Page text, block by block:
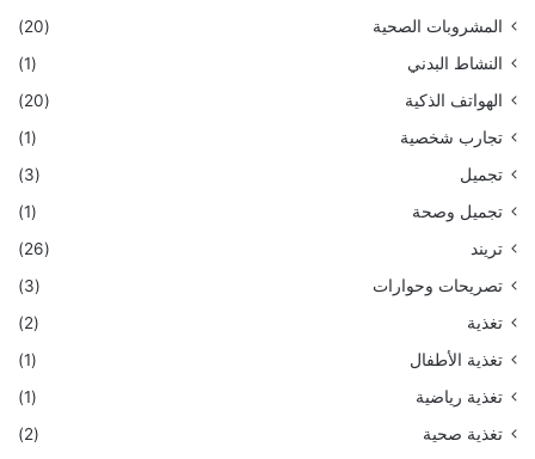
المشروبات الصحية
(20)
النشاط البدني
(1)
الهواتف الذكية
(20)
تجارب شخصية
(1)
تجميل
(3)
تجميل وصحة
(1)
تريند
(26)
تصريحات وحوارات
(3)
تغذية
(2)
تغذية الأطفال
(1)
تغذية رياضية
(1)
تغذية صحية
(2)